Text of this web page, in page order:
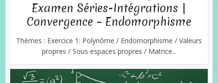
Examen Séries-Intégrations |
Convergence – Endomorphisme
Thèmes : Exercice 1: Polynôme / Endomorphisme / Valeurs
propres / Sous espaces propres / Matrice...